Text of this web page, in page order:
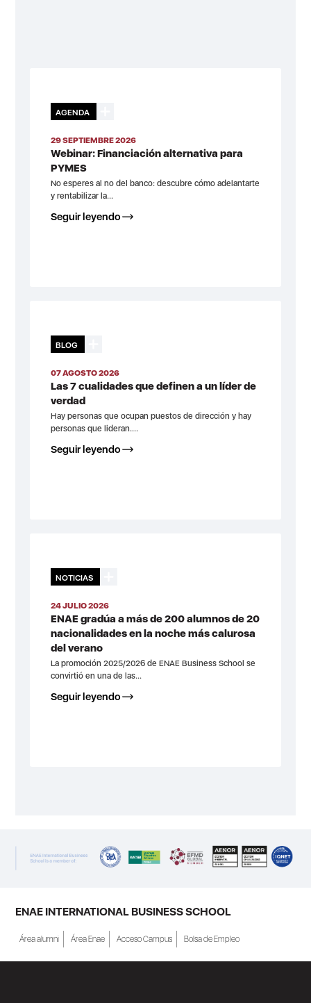
AGENDA
29 SEPTIEMBRE 2026
Webinar: Financiación alternativa para
PYMES
No esperes al no del banco: descubre cómo adelantarte
y rentabilizar la...
Seguir leyendo
BLOG
07 AGOSTO 2026
Las 7 cualidades que definen a un líder de
verdad
Hay personas que ocupan puestos de dirección y hay
personas que lideran....
Seguir leyendo
NOTICIAS
24 JULIO 2026
ENAE gradúa a más de 200 alumnos de 20
nacionalidades en la noche más calurosa
del verano
La promoción 2025/2026 de ENAE Business School se
convirtió en una de las...
Seguir leyendo
ENAE INTERNATIONAL BUSINESS SCHOOL
Área alumni Área Enae Acceso Campus Bolsa de Empleo